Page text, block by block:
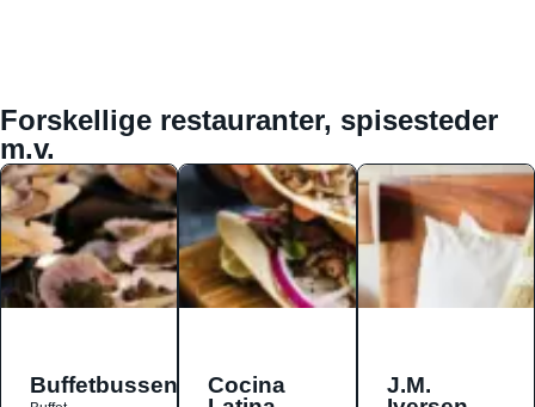
Forskellige restauranter, spisesteder
m.v.
Buffetbussen
Cocina
J.M.